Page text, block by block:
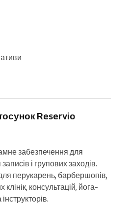
Reservio
забезпечення для
і групових заходів.
перукарень, барбершопів,
консультацій, йога-